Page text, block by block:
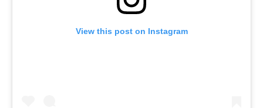
View this post on Instagram